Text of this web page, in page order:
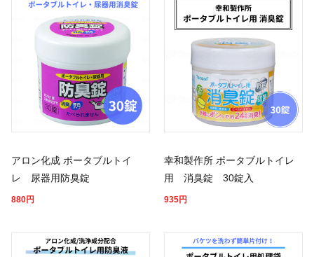
アロン化成 ポータブルトイ
レ 尿器用防臭錠
880円
幸和製作所 ポータブルトイレ
用 消臭錠 30錠入
935円